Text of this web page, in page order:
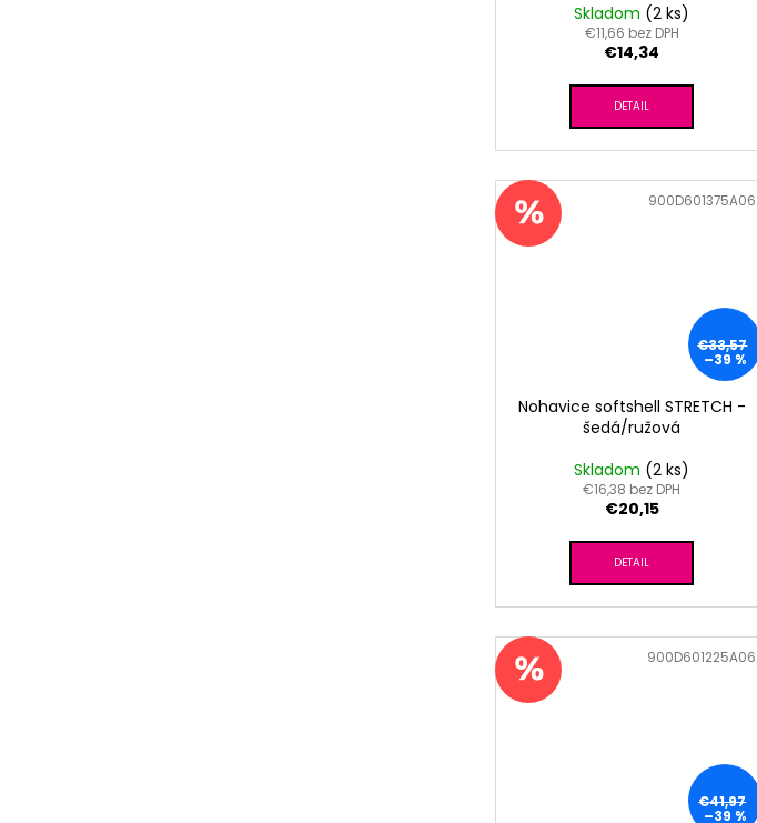
Skladom (2 ks)
€11,66 bez DPH
€14,34
DETAIL
€33,57
–39 %
Nohavice softshell STRETCH -
šedá/ružová
Skladom (2 ks)
€16,38 bez DPH
€20,15
DETAIL
900D601375A06
€41,97
–39 %
900D601225A06